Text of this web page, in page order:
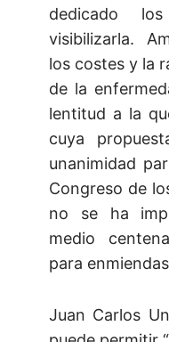
dedicado
visibilizarla.
los costes y la
de la
lentitud a la
cuya
unanimidad
Congreso de
no se ha
medio
para
Juan Carlos